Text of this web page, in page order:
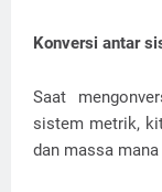
Konversi antar
Saat
sistem metrik,
dan massa